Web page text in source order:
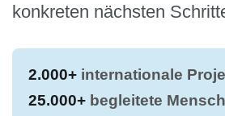
konkreten nächsten
2.000+ internationale
25.000+ begleitete